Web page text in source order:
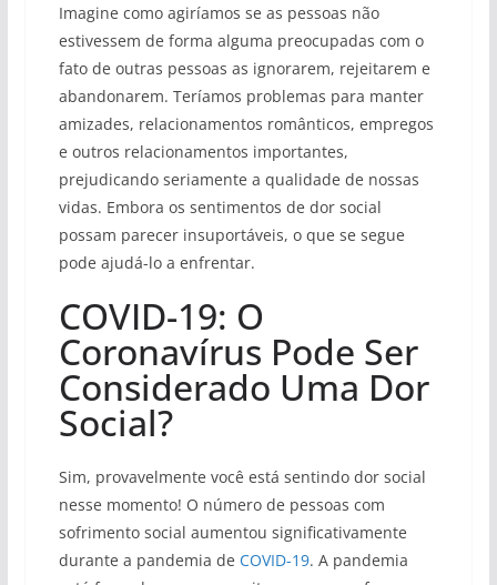
Imagine como agiríamos se as pessoas não
estivessem de forma alguma preocupadas com o
fato de outras pessoas as ignorarem, rejeitarem e
abandonarem. Teríamos problemas para manter
amizades, relacionamentos românticos, empregos
e outros relacionamentos importantes,
prejudicando seriamente a qualidade de nossas
vidas. Embora os sentimentos de dor social
possam parecer insuportáveis, o que se segue
pode ajudá-lo a enfrentar.
COVID-19: O
Coronavírus Pode Ser
Considerado Uma Dor
Social?
Sim, provavelmente você está sentindo dor social
nesse momento! O número de pessoas com
sofrimento social aumentou significativamente
durante a pandemia de COVID-19. A pandemia